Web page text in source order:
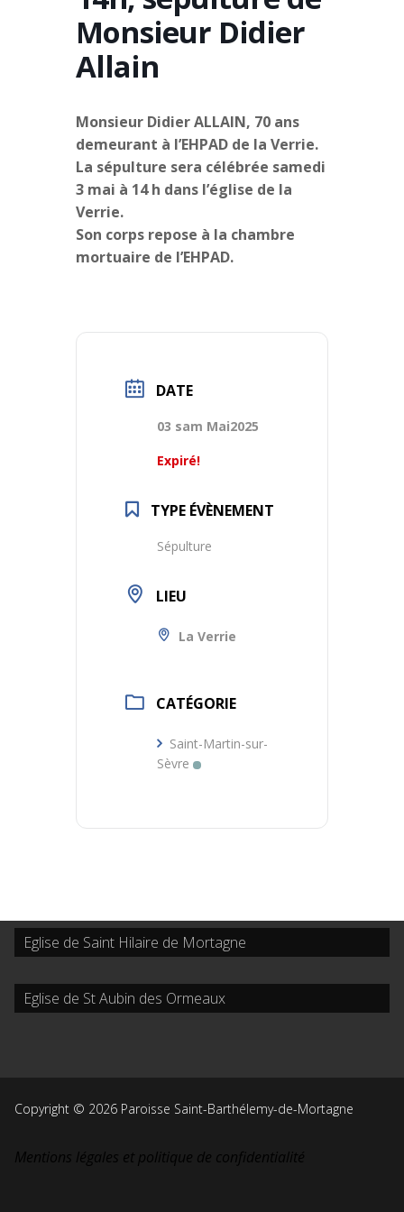
Monsieur Didier
Allain
Monsieur Didier ALLAIN, 70 ans
demeurant à l’EHPAD de la Verrie.
La sépulture sera célébrée samedi
3 mai à 14 h dans l’église de la
Verrie.
Son corps repose à la chambre
mortuaire de l’EHPAD.
DATE
03 sam Mai2025
Expiré!
TYPE ÉVÈNEMENT
Sépulture
LIEU
La Verrie
CATÉGORIE
Saint-Martin-sur-
Sèvre
Eglise de Saint Hilaire de Mortagne
Eglise de St Aubin des Ormeaux
Copyright © 2026 Paroisse Saint-Barthélemy-de-Mortagne
Mentions légales et politique de confidentialité